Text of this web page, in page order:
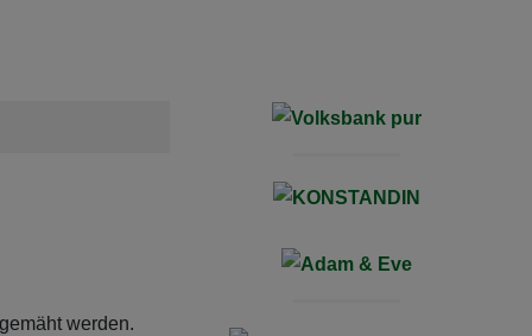
werden.